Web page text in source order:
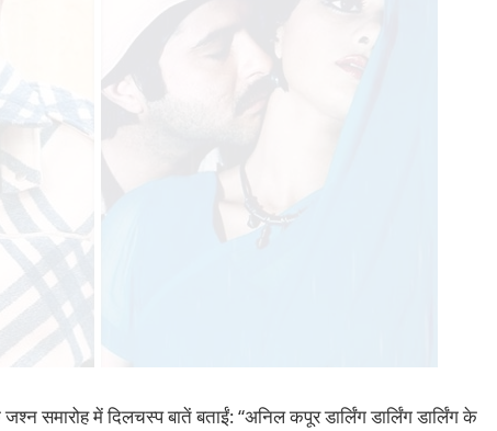
समारोह में दिलचस्प बातें बताईं: “अनिल कपूर डार्लिंग डार्लिंग डार्लिंग के